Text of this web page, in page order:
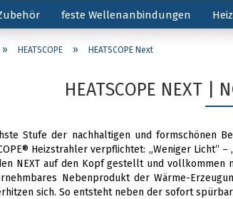
feste Wellenanbindungen
» HEATSCOPE » HEATSCOPE Next
HEATSCOPE NEXT |
Stufe der nachhaltigen und formschönen
Heizstrahler verpflichtet: „Weniger Licht“
NEXT auf den Kopf gestellt und
Nebenprodukt der Wärme-
sich. So entsteht neben der sofort